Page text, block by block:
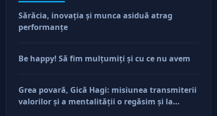
Sărăcia, inovaţia şi munca asiduă atrag
performanţe
Be happy! Să fim mulţumiţi şi cu ce nu avem
Grea povară, Gică Hagi: misiunea transmiterii
valorilor şi a mentalităţii o regăsim şi la